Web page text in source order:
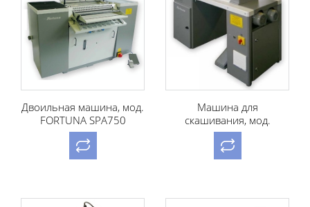
Двоильная машина, мод.
FORTUNA SPA750
Машина для
скашивания, мод.
FORTUNA 50 KT-P